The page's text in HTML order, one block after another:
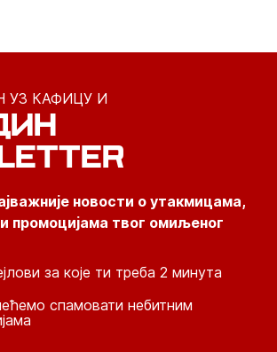
УЗ КАФИЦУ И
новости о утакмицама,
промоцијама твог омиљеног
за које ти треба 2 минута
спамовати небитним